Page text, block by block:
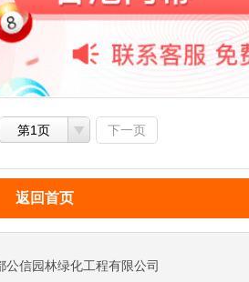
第1页 下一页
返回首页
公信园林绿化工程有限公司